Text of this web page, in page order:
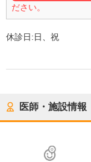
ださい。
休診日:日、祝
医師・施設情報